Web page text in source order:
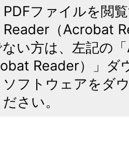
PDFファイルを閲
Reader（Acrobat
い方は、左記の
Reader）」ダ
ソフトウェアをダ
さい。